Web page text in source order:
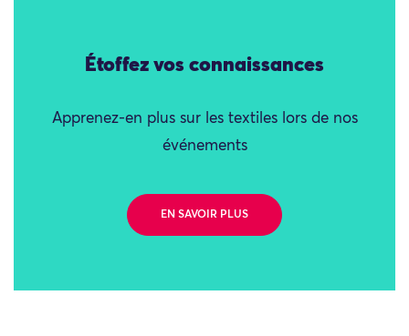
Étoffez vos connaissances
Apprenez-en plus sur les textiles lors de nos
événements
EN SAVOIR PLUS